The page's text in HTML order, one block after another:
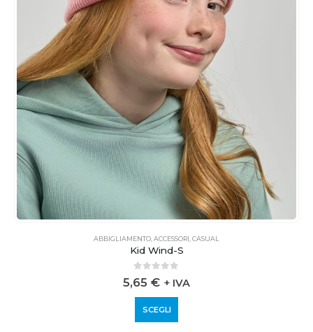
ABBIGLIAMENTO ACCESSORI CASUAL
Kid Wind-S
0out of 5
5,65 € + IVA
SCEGLI